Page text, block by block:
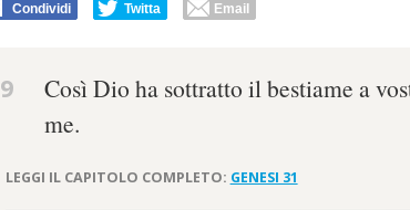
Condividi Twitta Email
9
Così Dio ha sottratto il bestiame a
me.
LEGGI IL CAPITOLO COMPLETO: GENESI 31